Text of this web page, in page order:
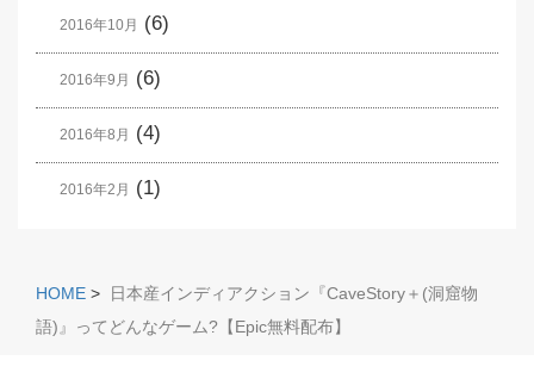
2016年10月 (6)
2016年9月 (6)
2016年8月 (4)
2016年2月 (1)
HOME >
日本産インディアクション『CaveStory＋(洞窟物
語)』ってどんなゲーム?【Epic無料配布】